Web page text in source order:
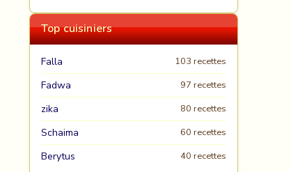
Top cuisiniers
Falla 103 recettes
Fadwa 97 recettes
zika 80 recettes
Schaima 60 recettes
Berytus 40 recettes